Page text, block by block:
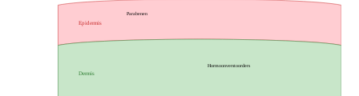
Kaalheid en haarverlies
Bekijk alle zones →
RRS HA Eyes